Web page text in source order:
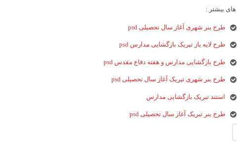
بیشتر :
طرح بنر شهری آغاز سال تحصیلی psd
طرح لایه باز تبریک بازگشایی مدارس psd
طرح بازگشایی مدارس و هفته دفاع مقدس psd
طرح بنر شهری تبریک آغاز سال تحصیلی psd
استند تبریک بازگشایی مدارس
طرح بنر تبریک آغاز سال تحصیلی psd